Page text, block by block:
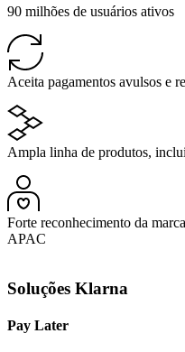
90 milhões de usuários ativos
Aceita pagamentos avulsos e
Ampla linha de produtos,
Forte reconhecimento da
APAC
Soluções Klarna
Pay Later